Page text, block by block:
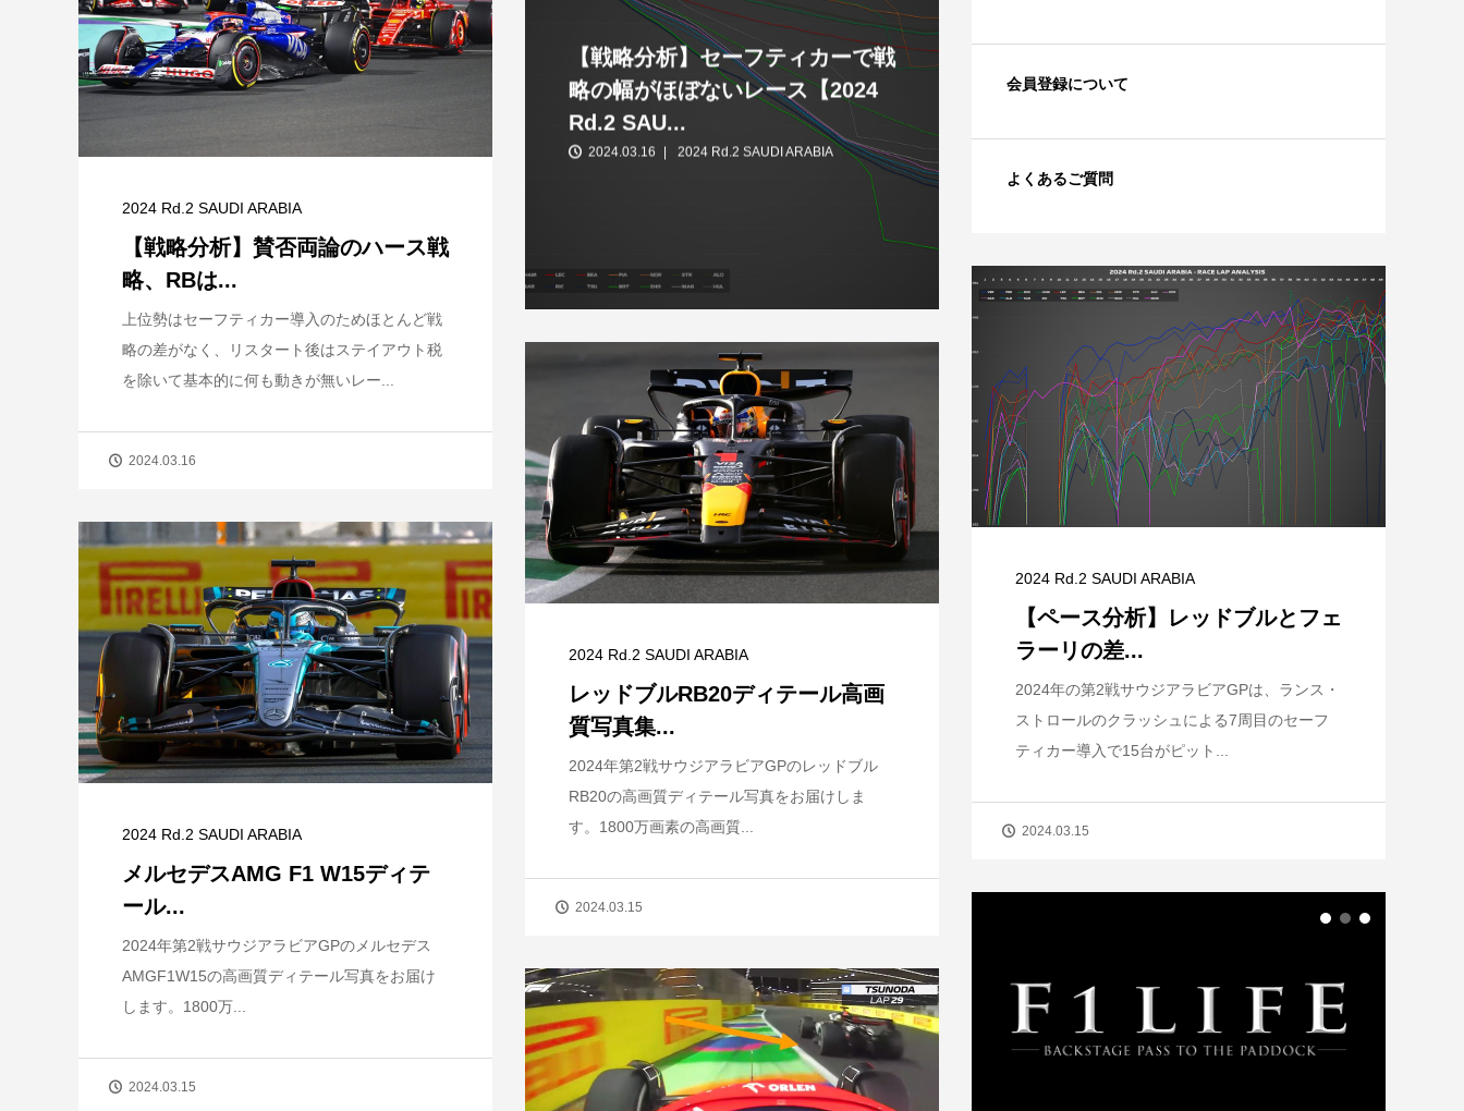
2024 Rd.2 SAUDI ARABIA
【戦略分析】賛否両論のハース戦
略、RBは...
上位勢はセーフティカー導入のためほとんど戦
略の差がなく、リスタート後はステイアウト税
を除いて基本的に何も動きが無いレー...
2024.03.16
【戦略分析】セーフティカーで戦
略の幅がほぼないレース【2024
Rd.2 SAU...
2024.03.16 2024 Rd.2 SAUDI ARABIA
会員登録について
よくあるご質問
2024 Rd.2 SAUDI ARABIA
【ペース分析】レッドブルとフェ
ラーリの差...
2024年の第2戦サウジアラビアGPは、ランス・
ストロールのクラッシュによる7周目のセーフ
ティカー導入で15台がピット...
2024.03.15
2024 Rd.2 SAUDI ARABIA
レッドブルRB20ディテール高画
質写真集...
2024年第2戦サウジアラビアGPのレッドブル
RB20の高画質ディテール写真をお届けしま
す。1800万画素の高画質...
2024.03.15
2024 Rd.2 SAUDI ARABIA
メルセデスAMG F1 W15ディテ
ール...
2024年第2戦サウジアラビアGPのメルセデス
AMGF1W15の高画質ディテール写真をお届け
します。1800万...
2024.03.15